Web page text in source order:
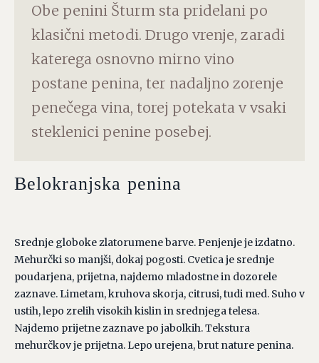
Obe penini Šturm sta pridelani po
klasični metodi. Drugo vrenje, zaradi
katerega osnovno mirno vino
postane penina, ter nadaljno zorenje
penečega vina, torej potekata v vsaki
steklenici penine posebej.
Belokranjska penina
Srednje globoke zlatorumene barve. Penjenje je izdatno.
Mehurčki so manjši, dokaj pogosti. Cvetica je srednje
poudarjena, prijetna, najdemo mladostne in dozorele
zaznave. Limetam, kruhova skorja, citrusi, tudi med. Suho v
ustih, lepo zrelih visokih kislin in srednjega telesa.
Najdemo prijetne zaznave po jabolkih. Tekstura
mehurčkov je prijetna. Lepo urejena, brut nature penina.